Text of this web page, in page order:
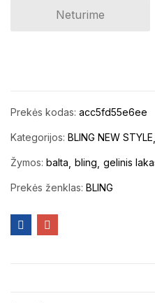
Neturime
Prekės kodas: acc5fd55e6ee
Kategorijos: BLING NEW STYLE
Žymos: balta bling gelinis
Prekės ženklas: BLING